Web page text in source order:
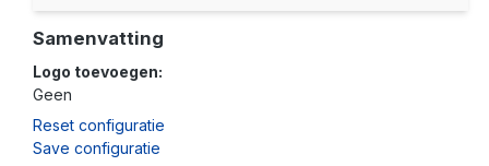
Samenvatting
Logo toevoegen:
Geen
Reset configuratie
Save configuratie